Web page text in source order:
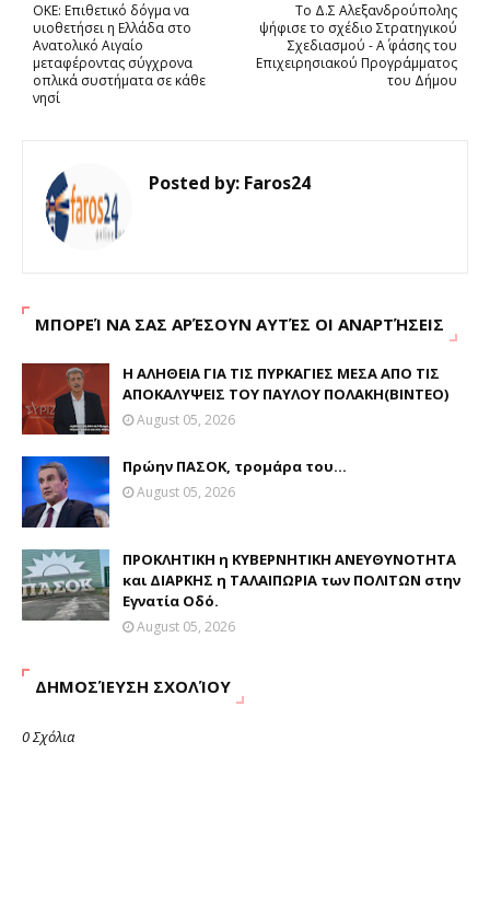
Το Δ.Σ Αλεξανδρούπολης
ψήφισε το σχέδιο Στρατηγικού
Σχεδιασμού - Α΄ φάσης του
Επιχειρησιακού Προγράμματος
του Δήμου
ΟΚΕ: Επιθετικό δόγμα να
υιοθετήσει η Ελλάδα στο
Ανατολικό Αιγαίο
μεταφέροντας σύγχρονα
οπλικά συστήματα σε κάθε
νησί
Posted by: Faros24
ΜΠΟΡΕΊ ΝΑ ΣΑΣ ΑΡΈΣΟΥΝ ΑΥΤΈΣ ΟΙ ΑΝΑΡΤΉΣΕΙΣ
Η ΑΛΗΘΕΙΑ ΓΙΑ ΤΙΣ ΠΥΡΚΑΓΙΕΣ ΜΕΣΑ ΑΠΟ ΤΙΣ
ΑΠΟΚΑΛΥΨΕΙΣ ΤΟΥ ΠΑΥΛΟΥ ΠΟΛΑΚΗ(ΒΙΝΤΕΟ)
August 05, 2026
Πρώην ΠΑΣΟΚ, τρομάρα του...
August 05, 2026
ΠΡΟΚΛΗΤΙΚΗ η ΚΥΒΕΡΝΗΤΙΚΗ ΑΝΕΥΘΥΝΟΤΗΤΑ
και ΔΙΑΡΚΗΣ η ΤΑΛΑΙΠΩΡΙΑ των ΠΟΛΙΤΩΝ στην
Εγνατία Οδό.
August 05, 2026
ΔΗΜΟΣΊΕΥΣΗ ΣΧΟΛΊΟΥ
0 Σχόλια